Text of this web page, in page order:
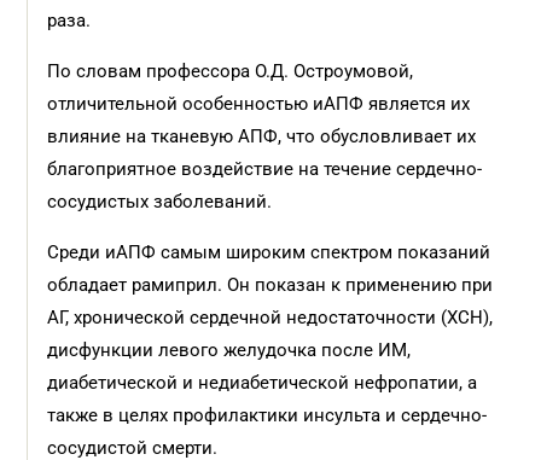
раза.
По словам профессора О.Д. Остроумовой,
отличительной особенностью иАПФ является их
влияние на тканевую АПФ, что обусловливает их
благоприятное воздействие на течение сердечно-
сосудистых заболеваний.
Среди иАПФ самым широким спектром показаний
обладает рамиприл. Он показан к применению при
АГ, хронической сердечной недостаточности (ХСН),
дисфункции левого желудочка после ИМ,
диабетической и недиабетической нефропатии, а
также в целях профилактики инсульта и сердечно-
сосудистой смерти.